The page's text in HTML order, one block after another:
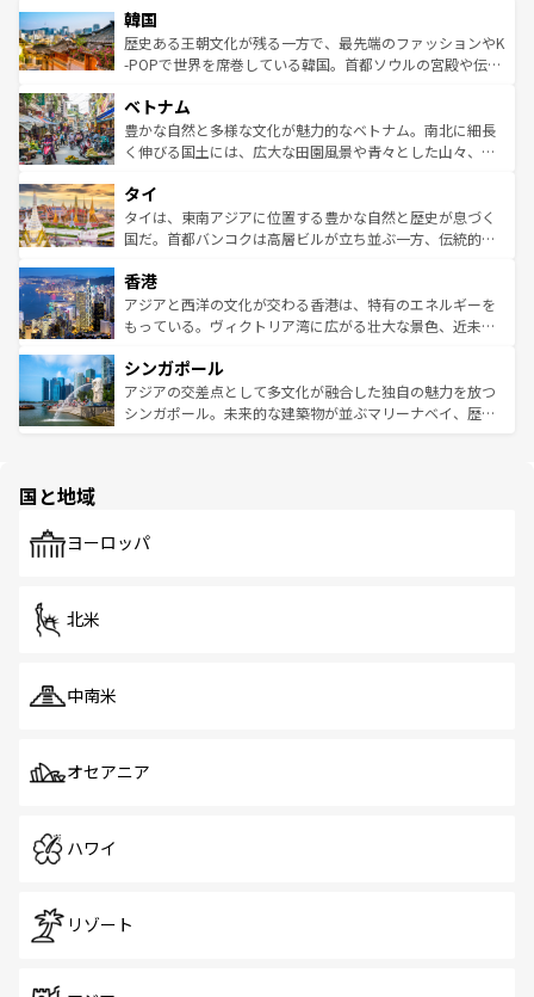
ワイを、存分に味わってほしい。 なお、新着のハワイ情報
はコンテンツ一覧を参照してほしい。
いる。アクティビティも充実しており、サーフィンやダイ
ビング、ハイキングなど、アウトドア好きにはたまらな
い。オーストラリアの多彩な魅力を存分に味わいつくそ
参照してほしい。
ン）、静ひつな山岳地帯である台湾東部など、都市の喧騒
と山間の静けさが共存しており、訪れる人に新しい発見と
驚きをもたらしてくれる。また、奥深い台湾の食文化も魅
容にもいいと評判のスイーツなど、バラエティ豊かな料理
が味わえる。 なお、新着の台湾情報は コンテンツ一覧を参
照してほしい。
韓国
歴史ある王朝文化が残る一方で、最先端のファッションやK
-POPで世界を席巻している韓国。首都ソウルの宮殿や伝統
き、地方に足を延ばせば四季折々の自然美を楽しむことが
できる。そして、キムチや焼肉、絶品のストリートフード
まで、さまざまな韓国料理が待っている。夜には、韓国な
リティに包まれながら、韓国の多彩な魅力を心ゆくまで味
わってみてほしい。 なお、新着の韓国情報はコンテンツ一
覧を参照してほしい。
ベトナム
豊かな自然と多様な文化が魅力的なベトナム。南北に細長
く伸びる国土には、広大な田園風景や青々とした山々、世
急速な発展と共に伝統が息づく。ハノイの古い町並みやホ
ーチミン市のフランス統治時代の建物も、独特の雰囲気を
醸し出している。また、バラエティの豊かさとおいしさで
とつ。フォーやバインミー、ベトナムコーヒーなどは、ぜ
ひ現地で味わいたい。どの地域を訪れてもあたたかい人々
が旅行者を迎えてくれるので、きっと忘れられない旅にな
参照してほしい。
タイ
タイは、東南アジアに位置する豊かな自然と歴史が息づく
国だ。首都バンコクは高層ビルが立ち並ぶ一方、伝統的な
の活気が交差している。北部ではチェンマイなどの山岳地
帯で自然と触れ合い、南部ではプーケットやクラビの美し
いビーチでリゾート気分を楽しむことができる。タイ料理
激する。気候は一年中温暖で、どの季節にも異なる楽しみ
が待っている。親しみやすいタイの人々、仏教を中心とし
た文化、そして多様な観光資源が、訪れる旅人を魅了し続
香港
アジアと西洋の文化が交わる香港は、特有のエネルギーを
もっている。ヴィクトリア湾に広がる壮大な景色、近未来
み、どこを訪れても感動するはず。観光スポットが密集し
ており、効率よく見どころを回れるのも魅力。息をのむよ
うな絶景から文化的な体験まで、香港を存分に楽しみ尽く
シンガポール
アジアの交差点として多文化が融合した独自の魅力を放つ
シンガポール。未来的な建築物が並ぶマリーナベイ、歴史
で、ホーカーズは地元の風情を楽しめる外せないスポット
国と地域
ヨーロッパ
北米
中南米
オセアニア
ハワイ
リゾート